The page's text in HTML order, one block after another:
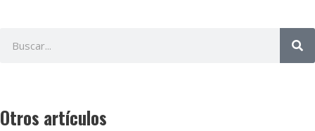
Otros artículos